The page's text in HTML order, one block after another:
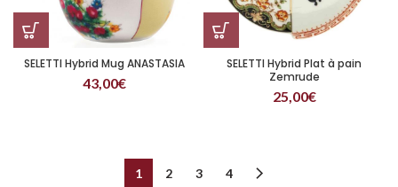
SELETTI Hybrid Mug ANASTASIA
43,00€
SELETTI Hybrid Plat à pain
Zemrude
25,00€
1 2 3 4